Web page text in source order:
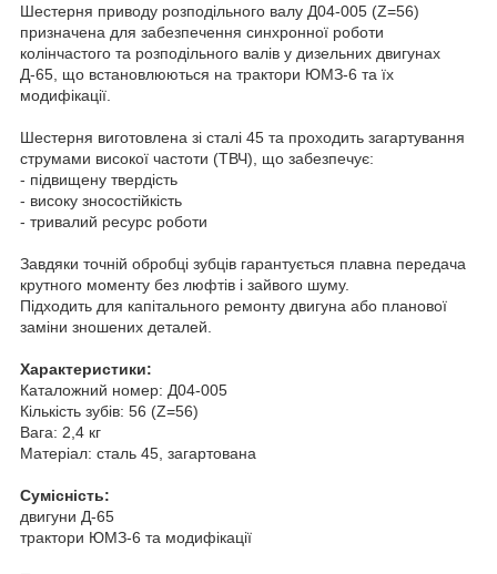
Шестерня приводу розподільного валу Д04-005 (Z=56)
призначена для забезпечення синхронної роботи
колінчастого та розподільного валів у дизельних двигунах
Д-65, що встановлюються на трактори ЮМЗ-6 та їх
модифікації.
Шестерня виготовлена зі сталі 45 та проходить загартування
струмами високої частоти (ТВЧ), що забезпечує:
- підвищену твердість
- високу зносостійкість
- тривалий ресурс роботи
Завдяки точній обробці зубців гарантується плавна передача
крутного моменту без люфтів і зайвого шуму.
Підходить для капітального ремонту двигуна або планової
заміни зношених деталей.
Характеристики:
Каталожний номер: Д04-005
Кількість зубів: 56 (Z=56)
Вага: 2,4 кг
Матеріал: сталь 45, загартована
Сумісність:
двигуни Д-65
трактори ЮМЗ-6 та модифікації